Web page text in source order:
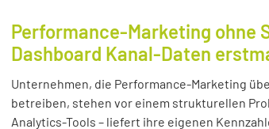
Performance-Marketing ohne
Dashboard Kanal-Daten
Unternehmen, die Performance-Marketing
betreiben, stehen vor einem strukturellen
Analytics-Tools – liefert ihre eigenen